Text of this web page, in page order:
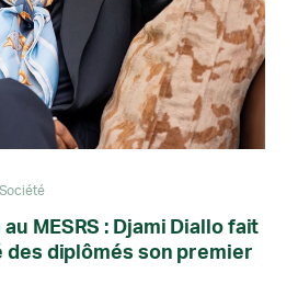
Société
MESRS : Djami Diallo fait
des diplômés son premier